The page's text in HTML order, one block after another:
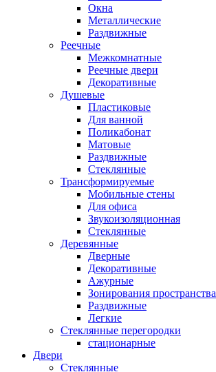
Окна
Металлические
Раздвижные
Реечные
Межкомнатные
Реечные двери
Декоративные
Душевые
Пластиковые
Для ванной
Поликабонат
Матовые
Раздвижные
Стеклянные
Трансформируемые
Мобильные стены
Для офиса
Звукоизоляционная
Стеклянные
Деревянные
Дверные
Декоративные
Ажурные
Зонирования пространства
Раздвижные
Легкие
Стеклянные перегородки
стационарные
Двери
Стеклянные